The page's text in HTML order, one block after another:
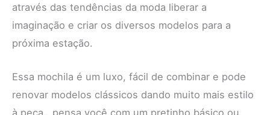
através das tendências da moda liberar a
imaginação e criar os diversos modelos para a
próxima estação.
Essa mochila é um luxo, fácil de combinar e pode
renovar modelos clássicos dando muito mais estilo